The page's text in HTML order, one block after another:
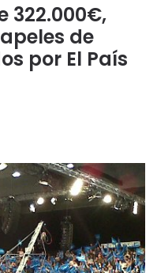
322.000€,
de
por El País